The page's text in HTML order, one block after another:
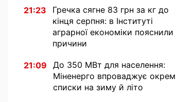
21:23
Гречка сягне 83 грн за кг до
кінця серпня: в Інституті
аграрної економіки пояснили
причини
21:09
До 350 МВт для населення:
Міненерго впроваджує
списки на зиму й літо